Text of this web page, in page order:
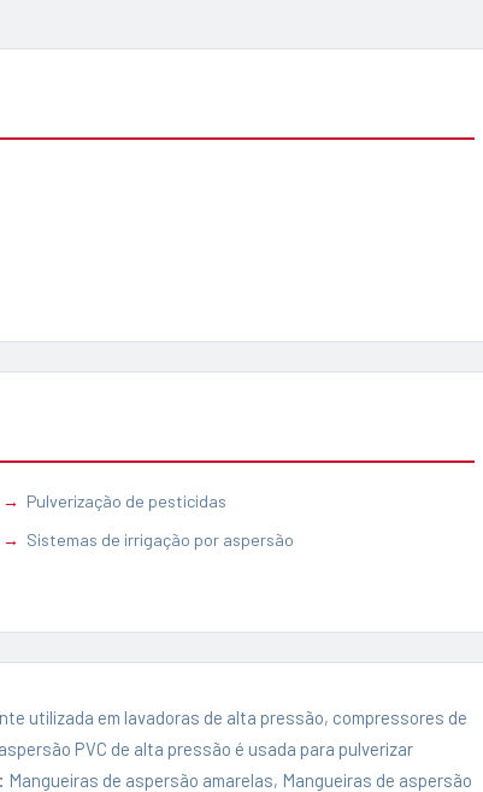
Pulverização de pesticidas
Sistemas de irrigação por aspersão
utilizada em lavadoras de alta pressão, compressores de
PVC de alta pressão é usada para pulverizar
Mangueiras de aspersão amarelas, Mangueiras de aspersão